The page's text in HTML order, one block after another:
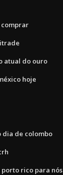
atual do ouro
hoje
dia de colombo
rico para nós